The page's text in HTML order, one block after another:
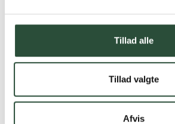
Tillad alle
Tillad valgte
Afvis